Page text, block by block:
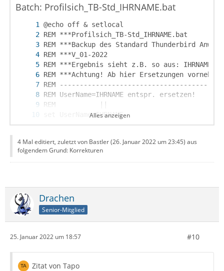
Batch: Profilsich_TB-Std_IHRNAME.bat
Alles anzeigen
4 Mal editiert, zuletzt von Bastler (26. Januar 2022 um 23:45) aus
folgendem Grund: Korrekturen
Drachen
Senior-Mitglied
25. Januar 2022 um 18:57 #10
Zitat von Tapo